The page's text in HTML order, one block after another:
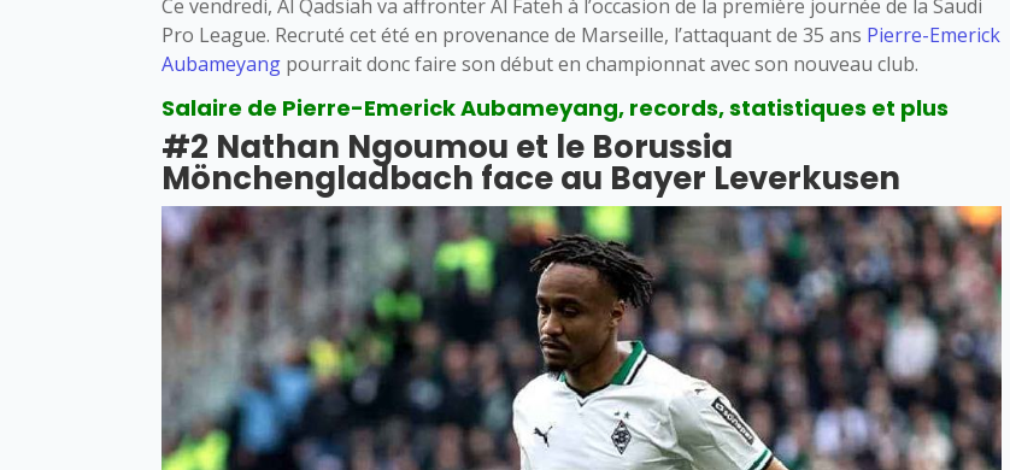
Ce vendredi, Al Qadsiah va affronter Al Fateh à l’occasion de la première journée de la Saudi
Pro League. Recruté cet été en provenance de Marseille, l’attaquant de 35 ans Pierre-Emerick
Aubameyang pourrait donc faire son début en championnat avec son nouveau club.
Salaire de Pierre-Emerick Aubameyang, records, statistiques et plus
#2 Nathan Ngoumou et le Borussia
Mönchengladbach face au Bayer Leverkusen